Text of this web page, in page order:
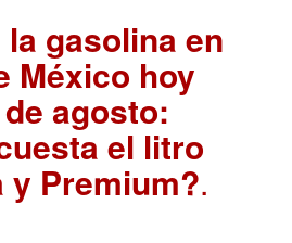
gasolina en
México hoy
agosto:
el litro
y Premium?.